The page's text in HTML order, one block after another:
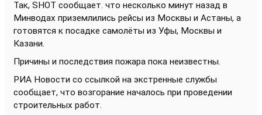
Так, SHOT сообщает. что несколько минут назад в
Минводах приземлились рейсы из Москвы и Астаны, а
готовятся к посадке самолёты из Уфы, Москвы и
Казани.
Причины и последствия пожара пока неизвестны.
РИА Новости со ссылкой на экстренные службы
сообщает, что возгорание началось при проведении
строительных работ.